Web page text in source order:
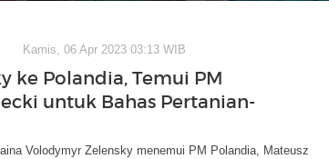
Kamis, 06 Apr 2023 03:13 WIB
ke Polandia, Temui PM
untuk Bahas Pertanian-
Volodymyr Zelensky menemui PM Polandia, Mateusz